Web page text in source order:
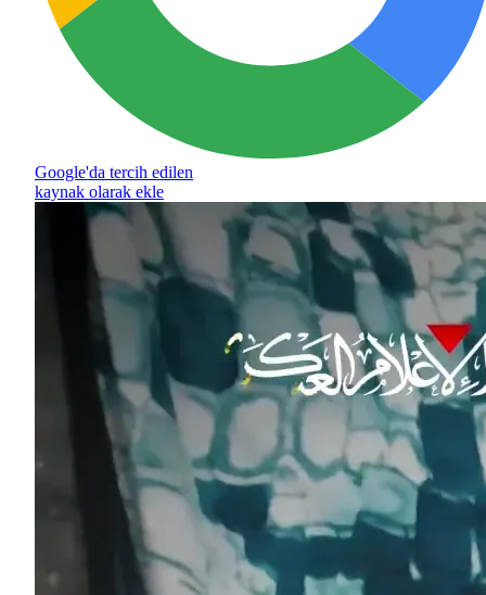
Google'da tercih edilen
kaynak olarak ekle